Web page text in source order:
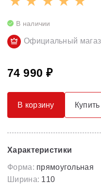
В наличии
Официальный
74 990 ₽
В корзину
Характеристики
Форма: прямоугольная
Ширина: 110